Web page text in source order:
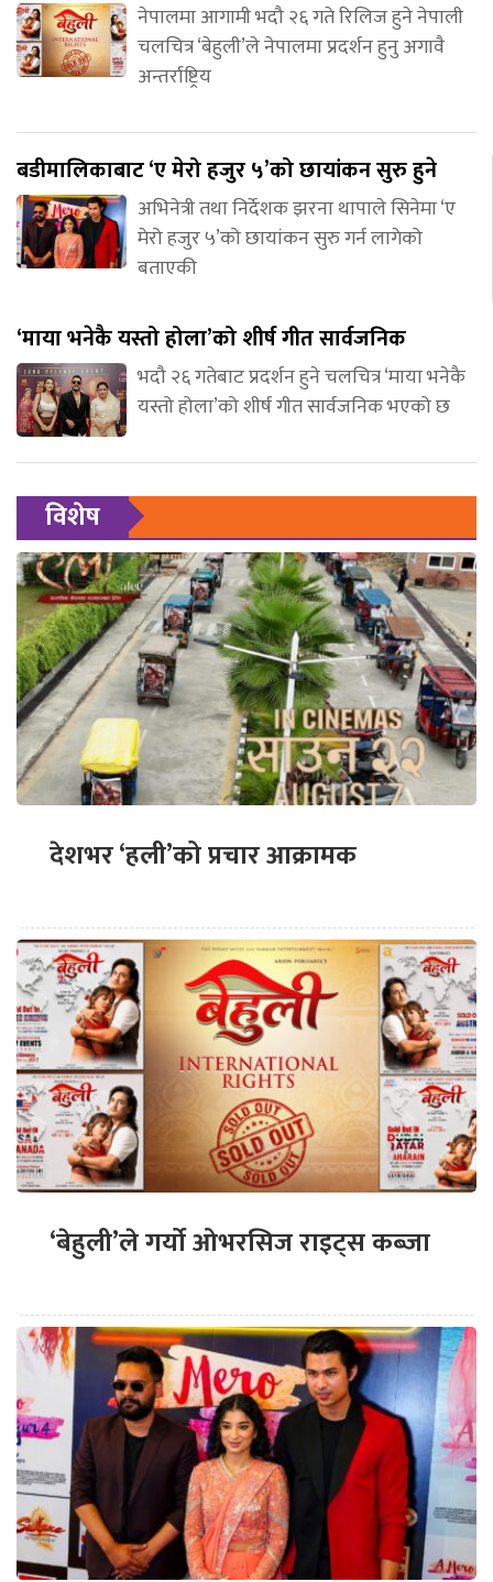
नेपालमा आगामी भदौ २६ गते रिलिज हुने नेपाली
चलचित्र ‘बेहुली’ले नेपालमा प्रदर्शन हुनु अगावै
अन्तर्राष्ट्रिय
बडीमालिकाबाट ‘ए मेरो हजुर ५’को छायांकन सुरु हुने
अभिनेत्री तथा निर्देशक झरना थापाले सिनेमा ‘ए
मेरो हजुर ५’को छायांकन सुरु गर्न लागेको
बताएकी
‘माया भनेकै यस्तो होला’को शीर्ष गीत सार्वजनिक
भदौ २६ गतेबाट प्रदर्शन हुने चलचित्र ‘माया भनेकै
यस्तो होला’को शीर्ष गीत सार्वजनिक भएको छ
विशेष
देशभर ‘हली’को प्रचार आक्रामक
‘बेहुली’ले गर्यो ओभरसिज राइट्स कब्जा